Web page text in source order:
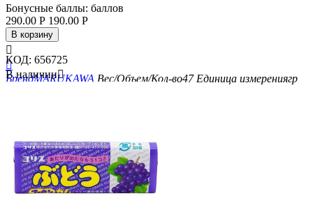
Бонусные баллы: баллов
290.00 Р 190.00 Р
В корзину


БрендMARUKAWA Вес/Объем/Кол-во47 Единица измерениягр
КОД: 656725
В наличии